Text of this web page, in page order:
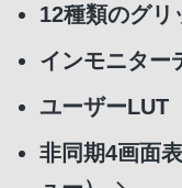
12種類のグリ
インモニター
ユーザーLUT
非同期4画面